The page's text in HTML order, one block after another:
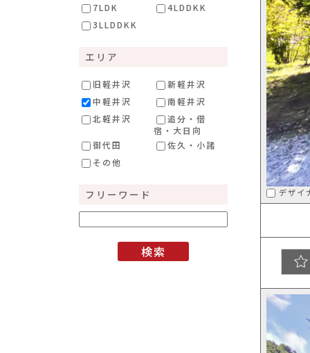
デザイ
7LDK
4LDDKK
3LLDDKK
エリア
旧軽井沢
新軽井沢
中軽井沢
南軽井沢
北軽井沢
追分・借
宿・大日向
御代田
佐久・小諸
その他
フリーワード